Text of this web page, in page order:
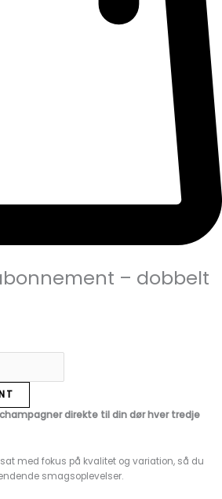
– dobbelt
direkte til din dør hver tredje
med fokus på kvalitet og variation, så du
smagsoplevelser.